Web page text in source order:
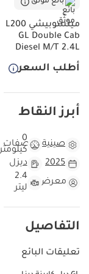
ميتسوبيشي L200
GL Double Cab
Diesel M/T 2.4L
أطلب السعر
أبرز النقاط
صينية مواصفات
0
كيلومتر
2025
ديزل
معرض
2.4
ليتر
التفاصيل
تعليقات البائع
الإمارات العربية
سهولة. يوفر ناقل
من يتعاملون مع
ذكي وعالي الكفاءة
في دول مجلس
الصغيرة متوسطة
بينما تتجه معظم
هذه النسخة اليدوية
العمر. في سوق دول
المنطقة لأنه يعكس
الداكنة. تُمثل هذه
عالمية المستوى لم